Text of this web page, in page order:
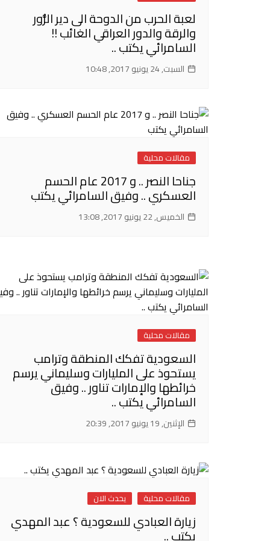
لعبة الحرب من الدوحة الى دير الزُّور
والرقة والدور العراقي الغائب !!
السامرائي يكتب ..
السبت, 24 يونيو 2017, 10:48
مقالات محلية
جناحا النصر .. و 2017 عام الحسم
العسكري .. وفيق السامرائي يكتب
الخميس, 22 يونيو 2017, 13:08
مقالات محلية
السعودية تفكك المنطقة وترامب
يستحوذ على المليارات وسليماني يرسم
خرائطها والإمارات تناور .. وفيق
السامرائي يكتب ..
الإثنين, 19 يونيو 2017, 20:39
مقالات محلية يحدث الان
زيارة العبادي للسعودية ؟ عبد المهدي
يكتب ..